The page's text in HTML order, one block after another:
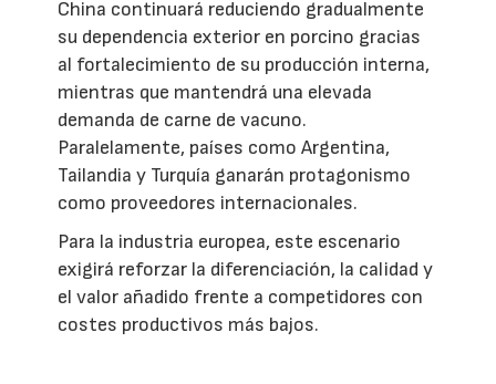
China continuará reduciendo gradualmente
su dependencia exterior en porcino gracias
al fortalecimiento de su producción interna,
mientras que mantendrá una elevada
demanda de carne de vacuno.
Paralelamente, países como Argentina,
Tailandia y Turquía ganarán protagonismo
como proveedores internacionales.
Para la industria europea, este escenario
exigirá reforzar la diferenciación, la calidad y
el valor añadido frente a competidores con
costes productivos más bajos.